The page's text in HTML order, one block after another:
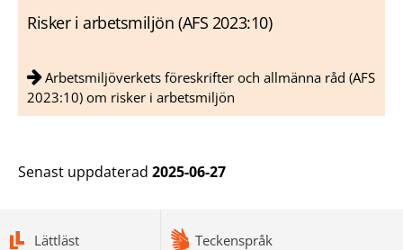
Risker i arbetsmiljön (AFS 2023:10)
Arbetsmiljöverkets föreskrifter och allmänna råd (AFS
2023:10) om risker i arbetsmiljön
Senast uppdaterad 2025-06-27
Lättläst Teckenspråk